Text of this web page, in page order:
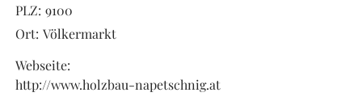
PLZ: 9100
Ort: Völkermarkt
Webseite:
http://www.holzbau-napetschnig.at